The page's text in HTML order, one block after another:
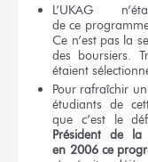
L’UKAG
de ce
Ce n’est pas la
des boursiers.
étaient
Pour rafraîchir
étudiantsde
que c’est
le
Président de la
en 2006 ce